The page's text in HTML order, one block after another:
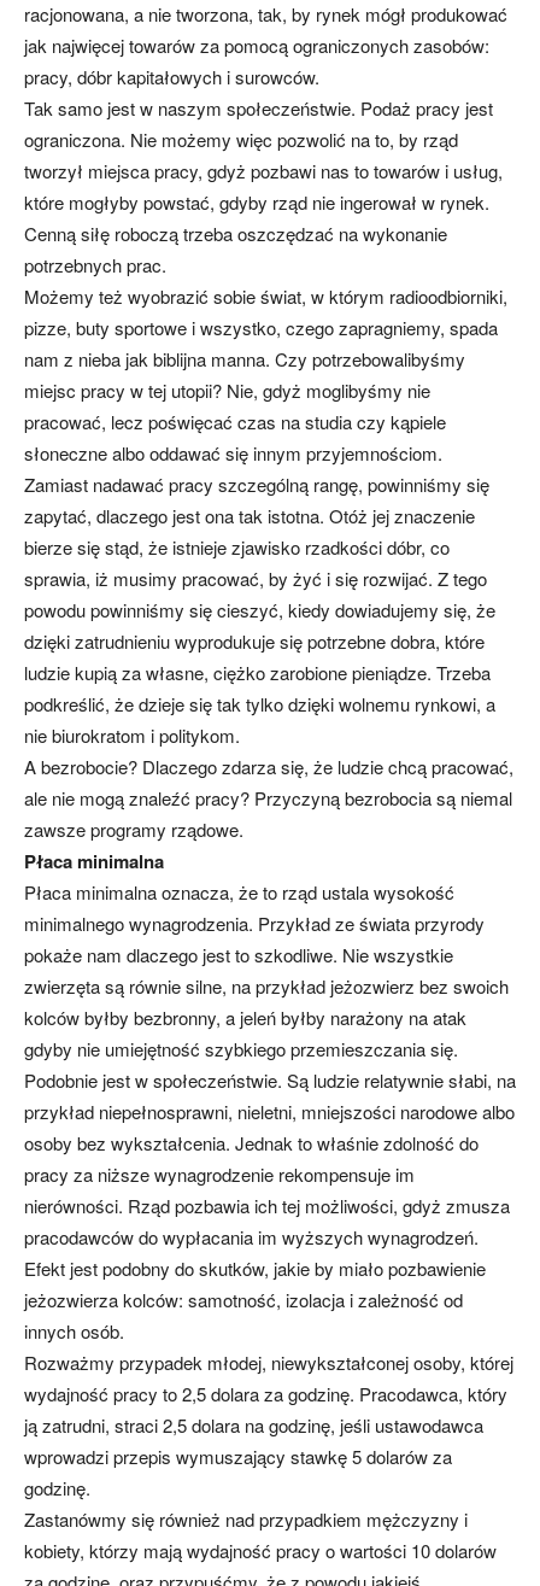
racjonowana, a nie tworzona, tak, by rynek mógł produkować
jak najwięcej towarów za pomocą ograniczonych zasobów:
pracy, dóbr kapitałowych i surowców.
Tak samo jest w naszym społeczeństwie. Podaż pracy jest
ograniczona. Nie możemy więc pozwolić na to, by rząd
tworzył miejsca pracy, gdyż pozbawi nas to towarów i usług,
które mogłyby powstać, gdyby rząd nie ingerował w rynek.
Cenną siłę roboczą trzeba oszczędzać na wykonanie
potrzebnych prac.
Możemy też wyobrazić sobie świat, w którym radioodbiorniki,
pizze, buty sportowe i wszystko, czego zapragniemy, spada
nam z nieba jak biblijna manna. Czy potrzebowalibyśmy
miejsc pracy w tej utopii? Nie, gdyż moglibyśmy nie
pracować, lecz poświęcać czas na studia czy kąpiele
słoneczne albo oddawać się innym przyjemnościom.
Zamiast nadawać pracy szczególną rangę, powinniśmy się
zapytać, dlaczego jest ona tak istotna. Otóż jej znaczenie
bierze się stąd, że istnieje zjawisko rzadkości dóbr, co
sprawia, iż musimy pracować, by żyć i się rozwijać. Z tego
powodu powinniśmy się cieszyć, kiedy dowiadujemy się, że
dzięki zatrudnieniu wyprodukuje się potrzebne dobra, które
ludzie kupią za własne, ciężko zarobione pieniądze. Trzeba
podkreślić, że dzieje się tak tylko dzięki wolnemu rynkowi, a
nie biurokratom i politykom.
A bezrobocie? Dlaczego zdarza się, że ludzie chcą pracować,
ale nie mogą znaleźć pracy? Przyczyną bezrobocia są niemal
zawsze programy rządowe.
Płaca minimalna
Płaca minimalna oznacza, że to rząd ustala wysokość
minimalnego wynagrodzenia. Przykład ze świata przyrody
pokaże nam dlaczego jest to szkodliwe. Nie wszystkie
zwierzęta są równie silne, na przykład jeżozwierz bez swoich
kolców byłby bezbronny, a jeleń byłby narażony na atak
gdyby nie umiejętność szybkiego przemieszczania się.
Podobnie jest w społeczeństwie. Są ludzie relatywnie słabi, na
przykład niepełnosprawni, nieletni, mniejszości narodowe albo
osoby bez wykształcenia. Jednak to właśnie zdolność do
pracy za niższe wynagrodzenie rekompensuje im
nierówności. Rząd pozbawia ich tej możliwości, gdyż zmusza
pracodawców do wypłacania im wyższych wynagrodzeń.
Efekt jest podobny do skutków, jakie by miało pozbawienie
jeżozwierza kolców: samotność, izolacja i zależność od
innych osób.
Rozważmy przypadek młodej, niewykształconej osoby, której
wydajność pracy to 2,5 dolara za godzinę. Pracodawca, który
ją zatrudni, straci 2,5 dolara na godzinę, jeśli ustawodawca
wprowadzi przepis wymuszający stawkę 5 dolarów za
godzinę.
Zastanówmy się również nad przypadkiem mężczyzny i
kobiety, którzy mają wydajność pracy o wartości 10 dolarów